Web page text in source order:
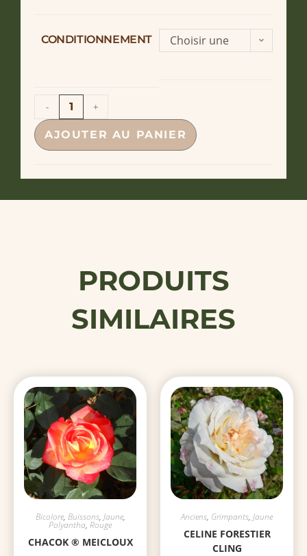
CONDITIONNEMENT
Choisir une
- +
AJOUTER AU PANIER
PRODUITS
SIMILAIRES
Bicolore, Buissons, Jaune,
Polyantha, Rouge
CHACOK ® MEICLOUX
Anciens, Grimpants, Jaune
CELINE FORESTIER
CLING